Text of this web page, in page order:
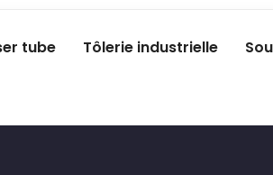
tube Tôlerie industrielle